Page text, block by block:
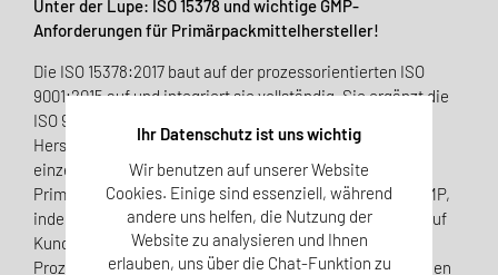
Unter der Lupe: ISO 15378 und wichtige GMP-
Anforderungen für Primärpackmittelhersteller!
Die ISO 15378:2017 baut auf der prozessorientierten ISO
9001:2015 auf und integriert sie vollständig. Sie ergänzt die
ISO 9001 um spezifische Anforderungen der „Guten
Herstellungspraxis (GMP)“, die an relevanten Stellen den
einzelnen Kapiteln zugeordnet sind. Dies erleichtert
Primärpackmittelherstellern die Implementierung von GMP,
indem es eine klare Orientierung bietet. Der Fokus liegt auf
Kundenzufriedenheit und einer effizienten
Prozessausrichtung, wobei die Norm insbesondere auf den
Ihr Datenschutz ist uns wichtig
Wir benutzen auf unserer Website
Cookies. Einige sind essenziell, während
andere uns helfen, die Nutzung der
Website zu analysieren und Ihnen
erlauben, uns über die Chat-Funktion zu